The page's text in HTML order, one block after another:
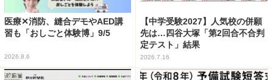
医療✕消防、縫合デモやAED講
習も「おしごと体験博」9/5
2026.8.6
【中学受験2027】人気校の併願
先は…四谷大塚「第2回合不合判
定テスト」結果
2026.7.16